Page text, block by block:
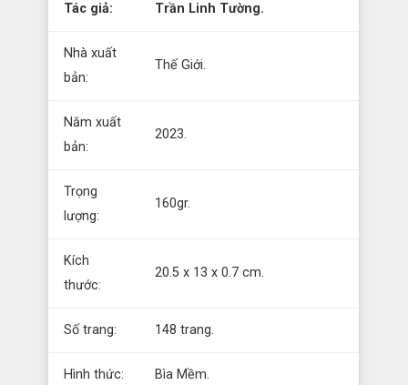
Tác giả: Trần Linh Tường.
Nhà xuất
bản:
Thế Giới.
Năm xuất
bản:
2023.
Trọng
lượng:
160gr.
Kích
thước:
20.5 x 13 x 0.7 cm.
Số trang: 148 trang.
Hình thức: Bìa Mềm.